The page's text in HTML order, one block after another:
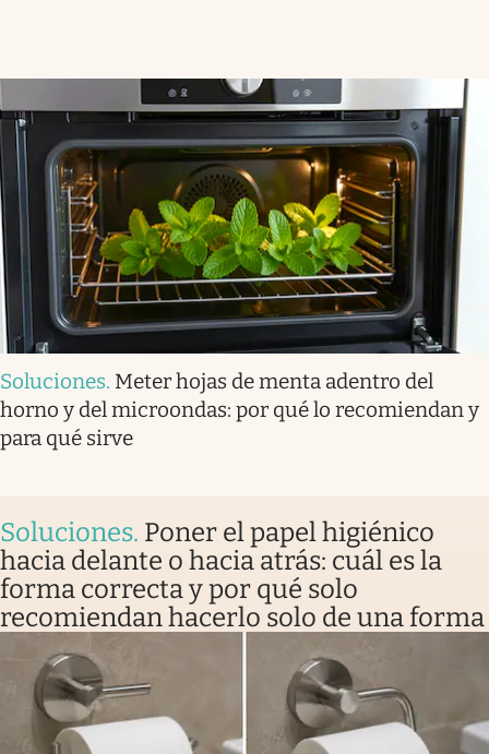
Soluciones. Meter hojas de menta adentro del
horno y del microondas: por qué lo recomiendan y
para qué sirve
Soluciones. Poner el papel higiénico
hacia delante o hacia atrás: cuál es la
forma correcta y por qué solo
recomiendan hacerlo solo de una forma